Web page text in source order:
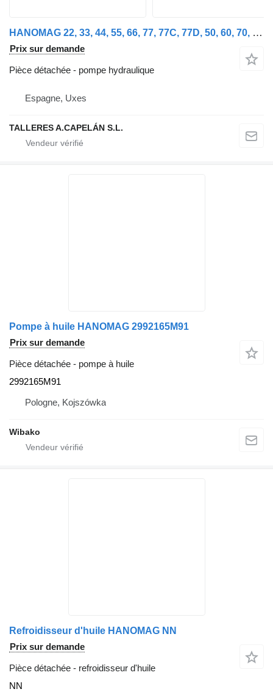
HANOMAG 22, 33, 44, 55, 66, 77, 77C, 77D, 50, 60, 70, 70E (POMPE HYDRAULIQUE)
Prix sur demande
Pièce détachée - pompe hydraulique
Espagne, Uxes
TALLERES A.CAPELÁN S.L.
Pompe à huile HANOMAG 2992165M91
Prix sur demande
Pièce détachée - pompe à huile
2992165M91
Pologne, Kojszówka
Wibako
Refroidisseur d'huile HANOMAG NN
Prix sur demande
Pièce détachée - refroidisseur d'huile
NN